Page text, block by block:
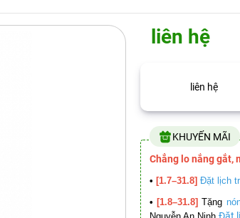
liên hệ
liên hệ
KHUYẾN MÃI
Chẳng lo nắng gắt,
• [1.7–31.8] Đặt lịch
• [1.8–31.8] Tặng